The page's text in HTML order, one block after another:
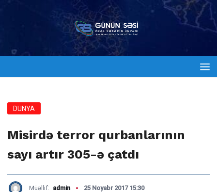
DÜNYA
Misirdə terror qurbanlarının
sayı artır 305-ə çatdı
Müəllif: admin 25 Noyabr 2017 15:30